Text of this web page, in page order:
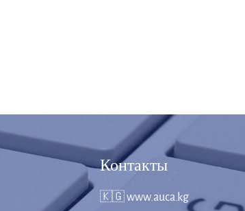
Контакты
🇰🇬 www.auca.kg